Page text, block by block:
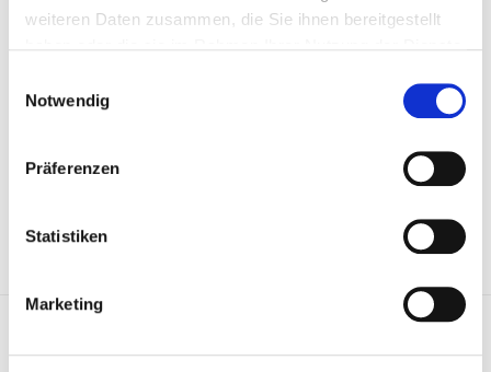
weiteren Daten zusammen, die Sie ihnen bereitgestellt
Notwendig
Präferenzen
Statistiken
Marketing
Preis auf Anfrage
ARTIKEL ANFRAGEN
Lagerung, Gelenkwelle 803273